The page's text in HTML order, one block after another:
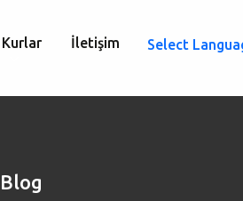
Kurlar İletişim Select
Blog